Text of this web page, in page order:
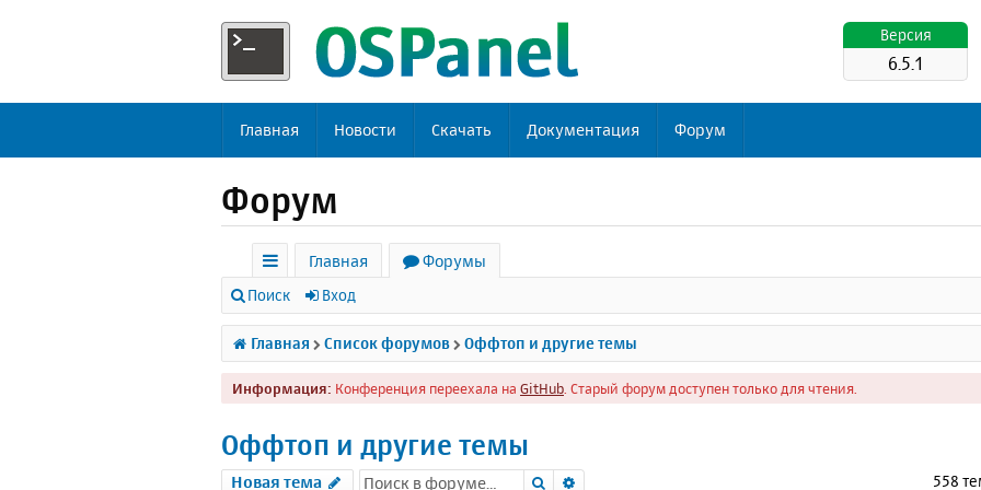
Версия
6.5.1
Главная Новости Скачать Документация Форум
Форум
с
ы
л
к
и
Главная
Форумы
Поиск Вход
Главная Список форумов Оффтоп и другие темы
Информация: Конференция переехала на GitHub . Старый форум доступен только для чтения.
Оффтоп и другие темы
Новая тема Поиск 558